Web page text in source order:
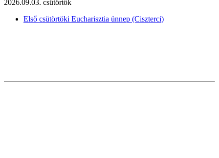
2026.09.03. csütörtök
Első csütörtöki Eucharisztia ünnep (Ciszterci)